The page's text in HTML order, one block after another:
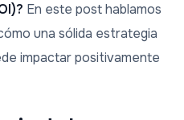
En este post hablamos
una sólida estrategia
impactar positivamente